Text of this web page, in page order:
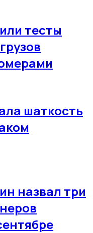
тесты
шаткость
назвал три